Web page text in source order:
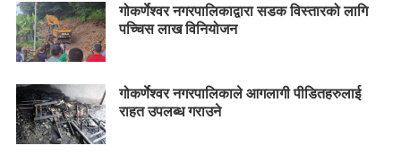
गोकर्णेश्वर नगरपालिकाद्वारा सडक विस्तारको लागि
पच्चिस लाख विनियोजन
गोकर्णेश्वर नगरपालिकाले आगलागी पीडितहरुलाई
राहत उपलब्ध गराउने